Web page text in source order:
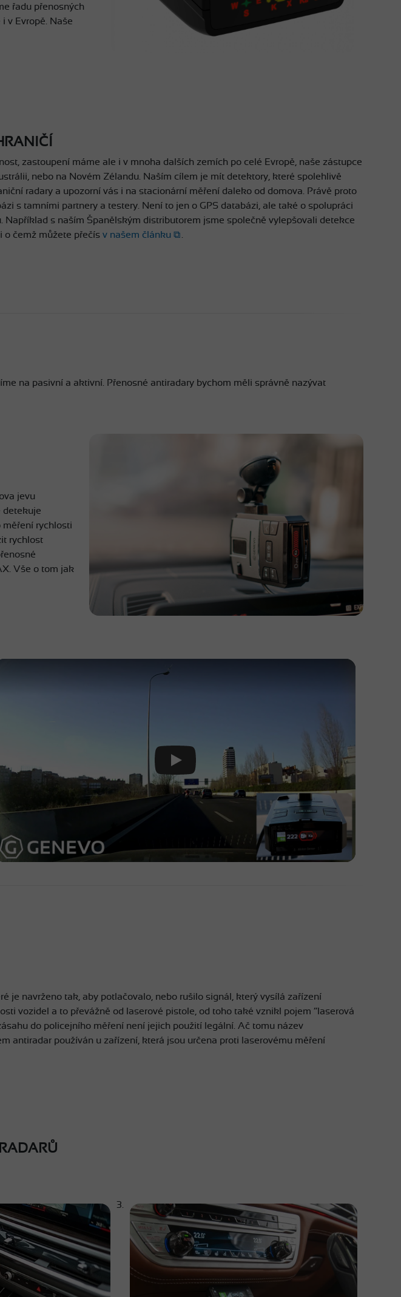
řadu přenosných
v Evropě. Naše
zastoupení máme ale i v mnoha dalších zemích po celé Evropě, naše zástupce
nebo na Novém Zélandu. Naším cílem je mít detektory, které spolehlivě
radary a upozorní vás i na stacionární měření daleko od domova. Právě proto
s tamními partnery a testery. Není to jen o GPS databázi, ale také o spolupráci
Například s naším Španělským distributorem jsme společně vylepšovali detekce
o čemž můžete přečís v našem článku .
na pasivní a aktivní. Přenosné antiradary bychom měli správně nazývat
jevu
detekuje
rychlosti
rychlost
Vše o tom jak
Play Video
je navrženo tak, aby potlačovalo, nebo rušilo signál, který vysílá zařízení
vozidel a to převážně od laserové pistole, od toho také vznikl pojem “laserová
do policejního měření není jejich použití legální. Ač tomu název
antiradar používán u zařízení, která jsou určena proti laserovému měření
3.